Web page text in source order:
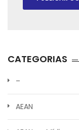
CATEGORIAS
–
AEAN